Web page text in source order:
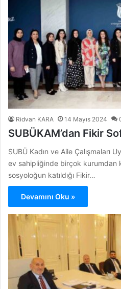
Ridvan KARA 14 Mayıs 2024
SUBÜKAM’dan Fikir
SUBÜ Kadın ve Aile Çalışmaları
ev sahipliğinde birçok kurumdan
sosyoloğun katıldığı Fikir…
Devamını Oku »